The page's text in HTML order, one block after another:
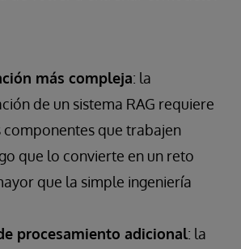
más compleja: la
de un sistema RAG requiere
que trabajen
que lo convierte en un reto
que la simple ingeniería
procesamiento adicional: la